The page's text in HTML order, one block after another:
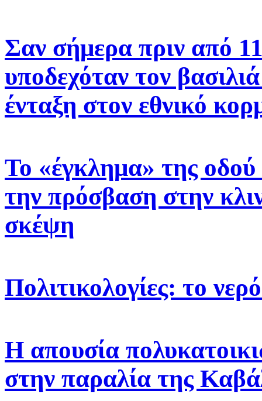
Σαν σήμερα πριν από
υποδεχόταν τον
ένταξη στον εθνικό
Το «έγκλημα» της
την πρόσβαση στην
σκέψη
Πολιτικολογίες: το
Η απουσία
στην παραλία της